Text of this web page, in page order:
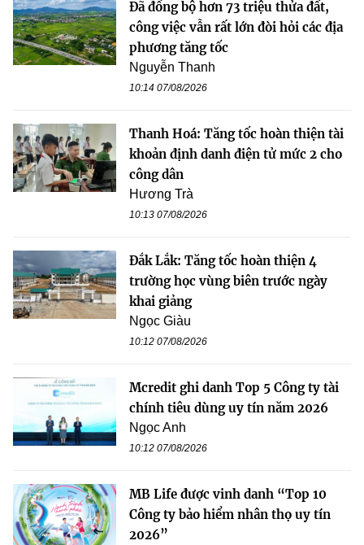
Đã đồng bộ hơn 73 triệu thửa đất,
công việc vẫn rất lớn đòi hỏi các địa
phương tăng tốc
Nguyễn Thanh
10:14 07/08/2026
Thanh Hoá: Tăng tốc hoàn thiện tài
khoản định danh điện tử mức 2 cho
công dân
Hương Trà
10:13 07/08/2026
Đắk Lắk: Tăng tốc hoàn thiện 4
trường học vùng biên trước ngày
khai giảng
Ngọc Giàu
10:12 07/08/2026
Mcredit ghi danh Top 5 Công ty tài
chính tiêu dùng uy tín năm 2026
Ngọc Anh
10:12 07/08/2026
MB Life được vinh danh “Top 10
Công ty bảo hiểm nhân thọ uy tín
2026”